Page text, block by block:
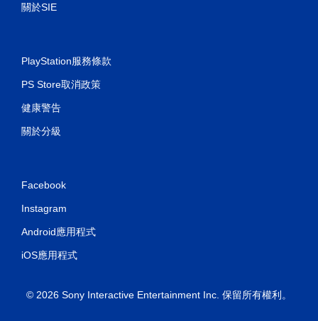
關於SIE
PlayStation服務條款
PS Store取消政策
健康警告
關於分級
Facebook
Instagram
Android應用程式
iOS應用程式
© 2026 Sony Interactive Entertainment Inc. 保留所有權利。